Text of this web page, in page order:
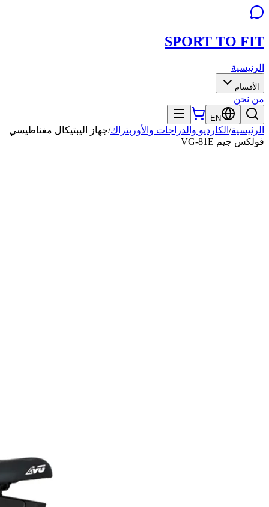
SPORT TO FIT
الرئيسية
الأقسام
من نحن
EN
الرئيسية/ الكارديو والدراجات والأوربتراك/جهاز اليبتيكال مغناطيسي
فولكس جيم VG-81E